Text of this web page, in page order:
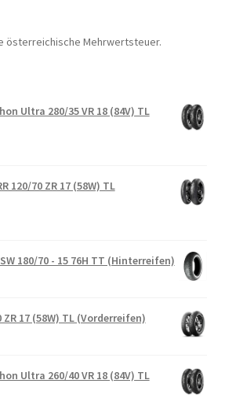
österreichische Mehrwertsteuer.
Ultra 280/35 VR 18 (84V) TL
120/70 ZR 17 (58W) TL
180/70 - 15 76H TT (Hinterreifen)
17 (58W) TL (Vorderreifen)
Ultra 260/40 VR 18 (84V) TL